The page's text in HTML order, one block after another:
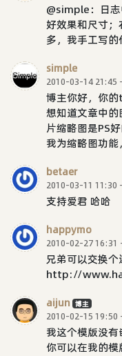
@simple：日
好效果和尺寸
多，我手工写
simple
2010-03-14 21:45
博主你好，你
想知道文章中
片缩略图是PS
我为缩略图功能
betaer
2010-03-11 11:30
支持爱君 哈哈
happymo
2010-02-27 16:31
兄弟可以交换个
http://
aijun 博主
2010-02-15 19:50
我这个模版没有
你可以在我的模